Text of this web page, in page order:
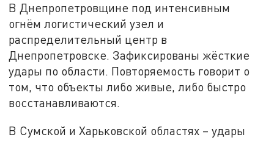
В Днепропетровщине под интенсивным
огнём логистический узел и
распределительный центр в
Днепропетровске. Зафиксированы жёсткие
удары по области. Повторяемость говорит о
том, что объекты либо живые, либо быстро
восстанавливаются.
В Сумской и Харьковской областях – удары